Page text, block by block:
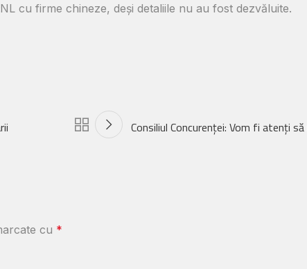
cu firme chineze, deși detaliile nu au fost dezvăluite.
Consiliul Concurenţei: Vom fi atenţi
cu *